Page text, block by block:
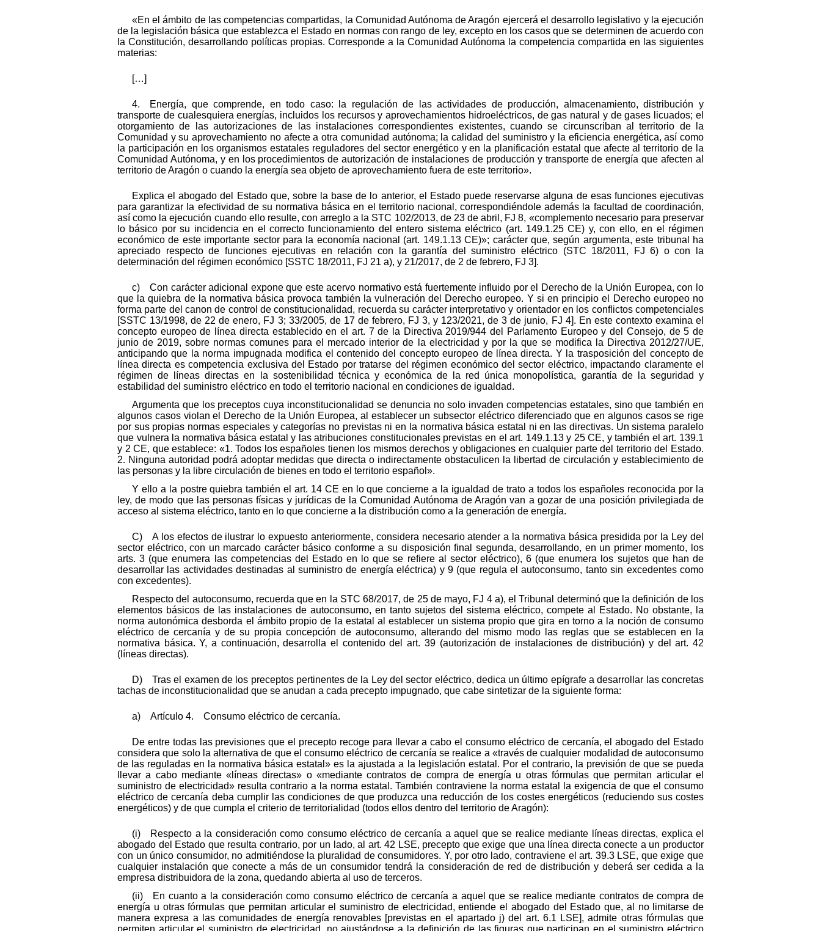
«En el ámbito de las competencias compartidas, la Comunidad Autónoma de Aragón ejercerá el desarrollo legislativo y la ejecución
de la legislación básica que establezca el Estado en normas con rango de ley, excepto en los casos que se determinen de acuerdo con
la Constitución, desarrollando políticas propias. Corresponde a la Comunidad Autónoma la competencia compartida en las siguientes
materias:
[…]
4. Energía, que comprende, en todo caso: la regulación de las actividades de producción, almacenamiento, distribución y
transporte de cualesquiera energías, incluidos los recursos y aprovechamientos hidroeléctricos, de gas natural y de gases licuados; el
otorgamiento de las autorizaciones de las instalaciones correspondientes existentes, cuando se circunscriban al territorio de la
Comunidad y su aprovechamiento no afecte a otra comunidad autónoma; la calidad del suministro y la eficiencia energética, así como
la participación en los organismos estatales reguladores del sector energético y en la planificación estatal que afecte al territorio de la
Comunidad Autónoma, y en los procedimientos de autorización de instalaciones de producción y transporte de energía que afecten al
territorio de Aragón o cuando la energía sea objeto de aprovechamiento fuera de este territorio».
Explica el abogado del Estado que, sobre la base de lo anterior, el Estado puede reservarse alguna de esas funciones ejecutivas
para garantizar la efectividad de su normativa básica en el territorio nacional, correspondiéndole además la facultad de coordinación,
así como la ejecución cuando ello resulte, con arreglo a la STC 102/2013, de 23 de abril, FJ 8, «complemento necesario para preservar
lo básico por su incidencia en el correcto funcionamiento del entero sistema eléctrico (art. 149.1.25 CE) y, con ello, en el régimen
económico de este importante sector para la economía nacional (art. 149.1.13 CE)»; carácter que, según argumenta, este tribunal ha
apreciado respecto de funciones ejecutivas en relación con la garantía del suministro eléctrico (STC 18/2011, FJ 6) o con la
determinación del régimen económico [SSTC 18/2011, FJ 21 a), y 21/2017, de 2 de febrero, FJ 3].
c) Con carácter adicional expone que este acervo normativo está fuertemente influido por el Derecho de la Unión Europea, con lo
que la quiebra de la normativa básica provoca también la vulneración del Derecho europeo. Y si en principio el Derecho europeo no
forma parte del canon de control de constitucionalidad, recuerda su carácter interpretativo y orientador en los conflictos competenciales
[SSTC 13/1998, de 22 de enero, FJ 3; 33/2005, de 17 de febrero, FJ 3, y 123/2021, de 3 de junio, FJ 4]. En este contexto examina el
concepto europeo de línea directa establecido en el art. 7 de la Directiva 2019/944 del Parlamento Europeo y del Consejo, de 5 de
junio de 2019, sobre normas comunes para el mercado interior de la electricidad y por la que se modifica la Directiva 2012/27/UE,
anticipando que la norma impugnada modifica el contenido del concepto europeo de línea directa. Y la trasposición del concepto de
línea directa es competencia exclusiva del Estado por tratarse del régimen económico del sector eléctrico, impactando claramente el
régimen de líneas directas en la sostenibilidad técnica y económica de la red única monopolística, garantía de la seguridad y
estabilidad del suministro eléctrico en todo el territorio nacional en condiciones de igualdad.
Argumenta que los preceptos cuya inconstitucionalidad se denuncia no solo invaden competencias estatales, sino que también en
algunos casos violan el Derecho de la Unión Europea, al establecer un subsector eléctrico diferenciado que en algunos casos se rige
por sus propias normas especiales y categorías no previstas ni en la normativa básica estatal ni en las directivas. Un sistema paralelo
que vulnera la normativa básica estatal y las atribuciones constitucionales previstas en el art. 149.1.13 y 25 CE, y también el art. 139.1
y 2 CE, que establece: «1. Todos los españoles tienen los mismos derechos y obligaciones en cualquier parte del territorio del Estado.
2. Ninguna autoridad podrá adoptar medidas que directa o indirectamente obstaculicen la libertad de circulación y establecimiento de
las personas y la libre circulación de bienes en todo el territorio español».
Y ello a la postre quiebra también el art. 14 CE en lo que concierne a la igualdad de trato a todos los españoles reconocida por la
ley, de modo que las personas físicas y jurídicas de la Comunidad Autónoma de Aragón van a gozar de una posición privilegiada de
acceso al sistema eléctrico, tanto en lo que concierne a la distribución como a la generación de energía.
C) A los efectos de ilustrar lo expuesto anteriormente, considera necesario atender a la normativa básica presidida por la Ley del
sector eléctrico, con un marcado carácter básico conforme a su disposición final segunda, desarrollando, en un primer momento, los
arts. 3 (que enumera las competencias del Estado en lo que se refiere al sector eléctrico), 6 (que enumera los sujetos que han de
desarrollar las actividades destinadas al suministro de energía eléctrica) y 9 (que regula el autoconsumo, tanto sin excedentes como
con excedentes).
Respecto del autoconsumo, recuerda que en la STC 68/2017, de 25 de mayo, FJ 4 a), el Tribunal determinó que la definición de los
elementos básicos de las instalaciones de autoconsumo, en tanto sujetos del sistema eléctrico, compete al Estado. No obstante, la
norma autonómica desborda el ámbito propio de la estatal al establecer un sistema propio que gira en torno a la noción de consumo
eléctrico de cercanía y de su propia concepción de autoconsumo, alterando del mismo modo las reglas que se establecen en la
normativa básica. Y, a continuación, desarrolla el contenido del art. 39 (autorización de instalaciones de distribución) y del art. 42
(líneas directas).
D) Tras el examen de los preceptos pertinentes de la Ley del sector eléctrico, dedica un último epígrafe a desarrollar las concretas
tachas de inconstitucionalidad que se anudan a cada precepto impugnado, que cabe sintetizar de la siguiente forma:
a) Artículo 4. Consumo eléctrico de cercanía.
De entre todas las previsiones que el precepto recoge para llevar a cabo el consumo eléctrico de cercanía, el abogado del Estado
considera que solo la alternativa de que el consumo eléctrico de cercanía se realice a «través de cualquier modalidad de autoconsumo
de las reguladas en la normativa básica estatal» es la ajustada a la legislación estatal. Por el contrario, la previsión de que se pueda
llevar a cabo mediante «líneas directas» o «mediante contratos de compra de energía u otras fórmulas que permitan articular el
suministro de electricidad» resulta contrario a la norma estatal. También contraviene la norma estatal la exigencia de que el consumo
eléctrico de cercanía deba cumplir las condiciones de que produzca una reducción de los costes energéticos (reduciendo sus costes
energéticos) y de que cumpla el criterio de territorialidad (todos ellos dentro del territorio de Aragón):
(i) Respecto a la consideración como consumo eléctrico de cercanía a aquel que se realice mediante líneas directas, explica el
abogado del Estado que resulta contrario, por un lado, al art. 42 LSE, precepto que exige que una línea directa conecte a un productor
con un único consumidor, no admitiéndose la pluralidad de consumidores. Y, por otro lado, contraviene el art. 39.3 LSE, que exige que
cualquier instalación que conecte a más de un consumidor tendrá la consideración de red de distribución y deberá ser cedida a la
empresa distribuidora de la zona, quedando abierta al uso de terceros.
(ii) En cuanto a la consideración como consumo eléctrico de cercanía a aquel que se realice mediante contratos de compra de
energía u otras fórmulas que permitan articular el suministro de electricidad, entiende el abogado del Estado que, al no limitarse de
manera expresa a las comunidades de energía renovables [previstas en el apartado j) del art. 6.1 LSE], admite otras fórmulas que
permiten articular el suministro de electricidad, no ajustándose a la definición de las figuras que participan en el suministro eléctrico